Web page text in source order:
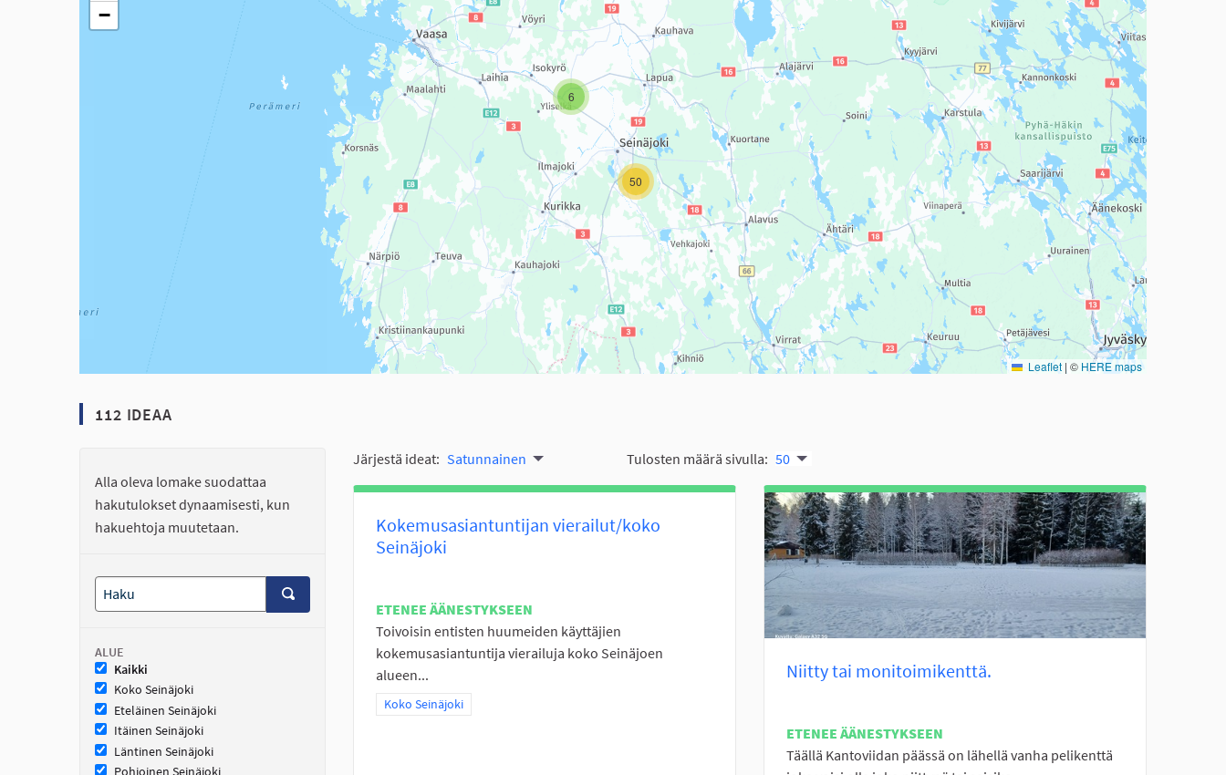
6
50
−
Leaflet | © HERE maps
112 IDEAA
Alla oleva lomake suodattaa
hakutulokset dynaamisesti, kun
hakuehtoja muutetaan.
ALUE
Kaikki
Koko Seinäjoki
Eteläinen Seinäjoki
Itäinen Seinäjoki
Läntinen Seinäjoki
Pohjoinen Seinäjoki
Järjestä ideat: Satunnainen Tulosten määrä sivulla: 50
Kokemusasiantuntijan vierailut/koko
Seinäjoki
ETENEE ÄÄNESTYKSEEN
Toivoisin entisten huumeiden käyttäjien
kokemusasiantuntija vierailuja koko Seinäjoen
alueen...
Rajaa tulokset teeman mukaan: Koko Seinäjoki
Koko Seinäjoki
Niitty tai monitoimikenttä.
ETENEE ÄÄNESTYKSEEN
Täällä Kantoviidan päässä on lähellä vanha pelikenttä